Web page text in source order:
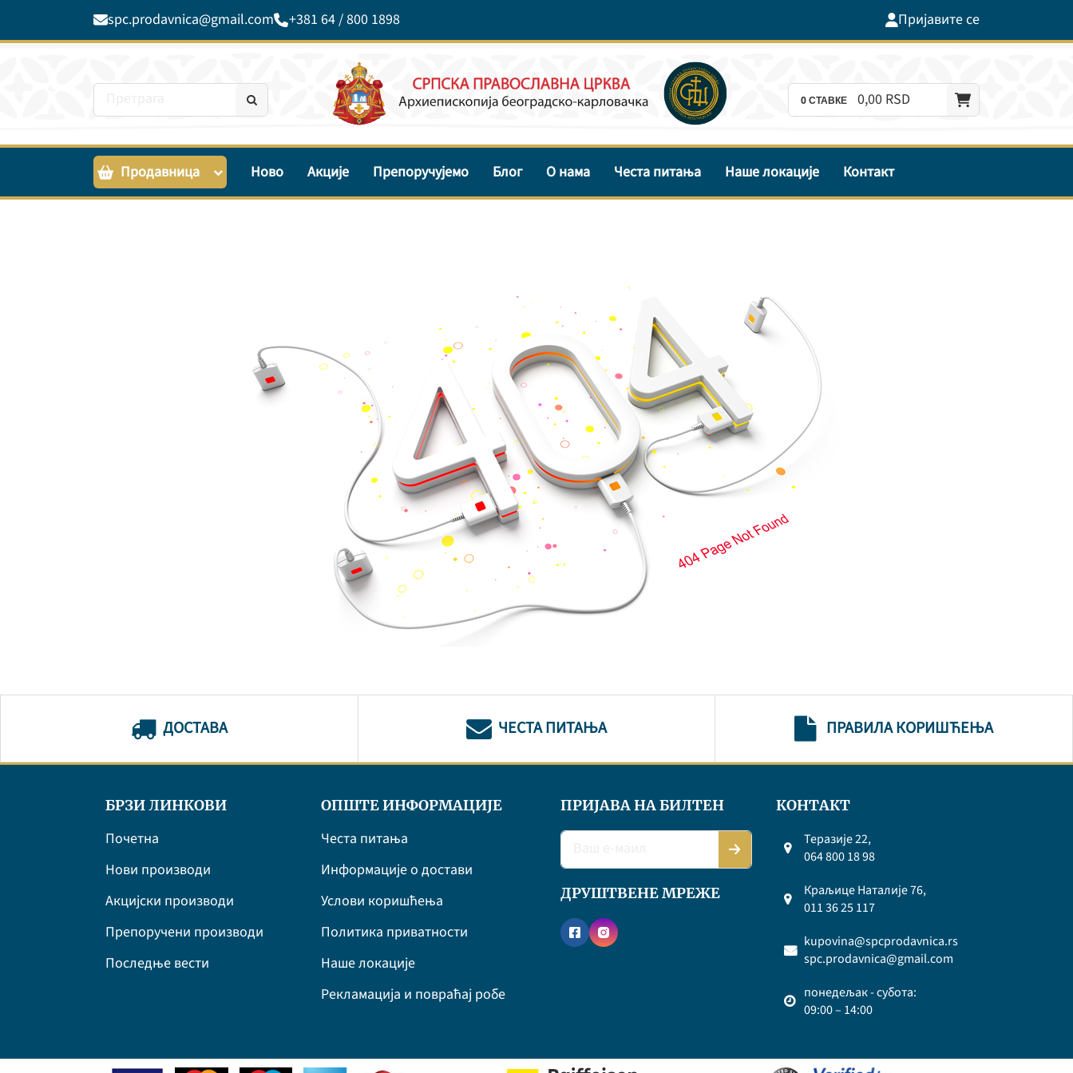
spc.prodavnica@gmail.com +381 64 / 800 1898 Пријавите се
0СТАВКЕ 0,00 RSD
Продавница Ново Акције Препоручујемо Блог О нама Честа питања Наше локације Контакт
ДОСТАВА ЧЕСТА ПИТАЊА ПРАВИЛА КОРИШЋЕЊА
БРЗИ ЛИНКОВИ
Почетна
Нови производи
Акцијски производи
Препоручени производи
Последње вести
ОПШТЕ ИНФОРМАЦИЈЕ
Честа питања
Информације о достави
Услови коришћења
Политика приватности
Наше локације
Рекламација и повраћај робе
ПРИЈАВА НА БИЛТЕН
ДРУШТВЕНЕ МРЕЖЕ
КОНТАКТ
Теразије 22,
064 800 18 98
Краљице Наталије 76,
011 36 25 117
kupovina@spcprodavnica.rs
spc.prodavnica@gmail.com
понедељак - субота:
09:00 – 14:00